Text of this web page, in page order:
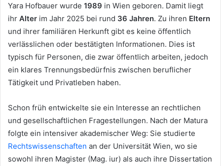
Yara Hofbauer wurde 1989 in Wien geboren. Damit liegt
ihr Alter im Jahr 2025 bei rund 36 Jahren. Zu ihren Eltern
und ihrer familiären Herkunft gibt es keine öffentlich
verlässlichen oder bestätigten Informationen. Dies ist
typisch für Personen, die zwar öffentlich arbeiten, jedoch
ein klares Trennungsbedürfnis zwischen beruflicher
Tätigkeit und Privatleben haben.
Schon früh entwickelte sie ein Interesse an rechtlichen
und gesellschaftlichen Fragestellungen. Nach der Matura
folgte ein intensiver akademischer Weg: Sie studierte
Rechtswissenschaften an der Universität Wien, wo sie
sowohl ihren Magister (Mag. iur) als auch ihre Dissertation